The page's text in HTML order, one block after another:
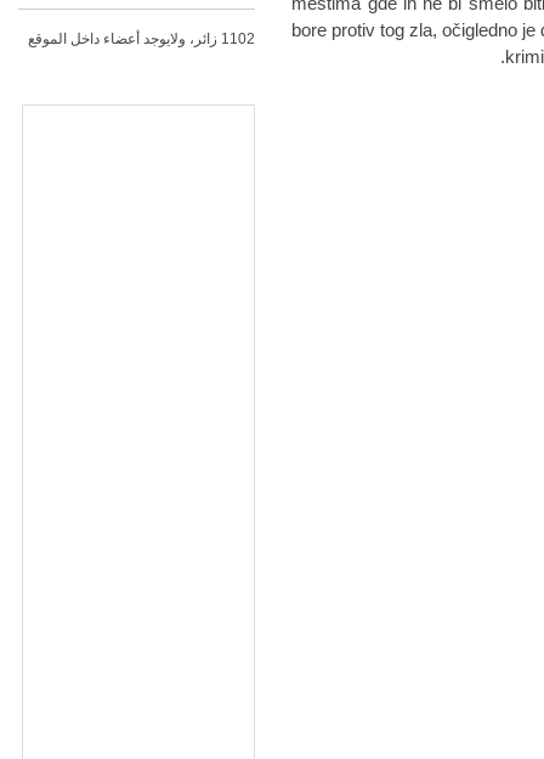
bore protiv tog zla, očigledno
1102 زائر، ولايوجد أعضاء داخل الموقع